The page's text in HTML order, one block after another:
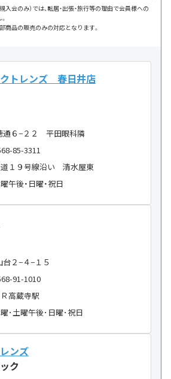
入会のみ）では、転居・出張・旅行等の理由で会員様への
商品の販売のみの対応となります。
トレンズ 春日井店
通６−２２ 平田眼科隣
85-3311
１９号線沿い 清水屋東
午後・日曜・祝日
台２−４−１５
91-1010
Ｒ高蔵寺駅
･土曜午後･日曜･祝日
ンズ
ク